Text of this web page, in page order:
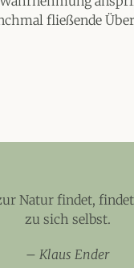
fließende
Natur findet,
zu sich selbst.
– Klaus Ender